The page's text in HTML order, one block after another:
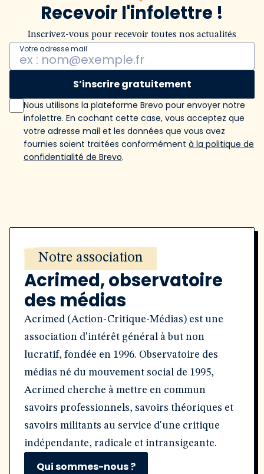
Recevoir l'infolettre !
Inscrivez-vous pour recevoir toutes nos actualités
Votre adresse mail
S’inscrire gratuitement
Nous utilisons la plateforme Brevo pour envoyer notre
infolettre. En cochant cette case, vous acceptez que
votre adresse mail et les données que vous avez
fournies soient traitées conformément à la politique de
confidentialité de Brevo.
Notre association
Acrimed, observatoire
des médias
Acrimed (Action-Critique-Médias) est une
association d'intérêt général à but non
lucratif, fondée en 1996. Observatoire des
médias né du mouvement social de 1995,
Acrimed cherche à mettre en commun
savoirs professionnels, savoirs théoriques et
savoirs militants au service d'une critique
indépendante, radicale et intransigeante.
Qui sommes-nous ?